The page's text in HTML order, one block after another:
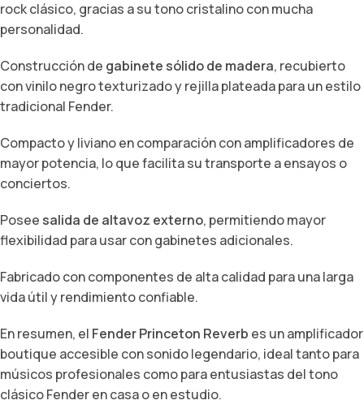
rock clásico, gracias a su tono cristalino con mucha
personalidad.
Construcción de gabinete sólido de madera, recubierto
con vinilo negro texturizado y rejilla plateada para un estilo
tradicional Fender.
Compacto y liviano en comparación con amplificadores de
mayor potencia, lo que facilita su transporte a ensayos o
conciertos.
Posee salida de altavoz externo, permitiendo mayor
flexibilidad para usar con gabinetes adicionales.
Fabricado con componentes de alta calidad para una larga
vida útil y rendimiento confiable.
En resumen, el Fender Princeton Reverb es un amplificador
boutique accesible con sonido legendario, ideal tanto para
músicos profesionales como para entusiastas del tono
clásico Fender en casa o en estudio.